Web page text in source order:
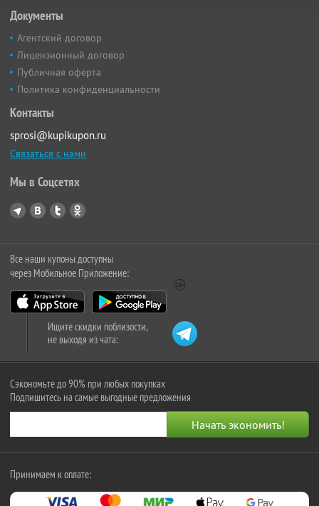
Документы
Агентский договор
Лицензионный договор
Публичная оферта
Политика конфиденциальности
Контакты
sprosi@kupikupon.ru
Связаться с нами
Мы в Соцсетях
Все наши купоны доступны
через Мобильное Приложение:
Ищите скидки поблизости,
не выходя из чата:
Сэкономьте до 90% при любых покупках
Подпишитесь на самые выгодные предложения
Принимаем к оплате: